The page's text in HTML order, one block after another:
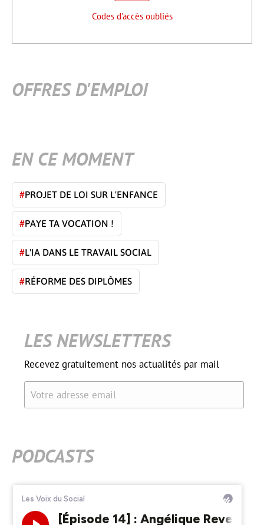
Codes d'accès oubliés
OFFRES D'EMPLOI
EN CE MOMENT
#PROJET DE LOI SUR L'ENFANCE
#PAYE TA VOCATION !
#L'IA DANS LE TRAVAIL SOCIAL
#RÉFORME DES DIPLÔMES
LES NEWSLETTERS
Recevez gratuitement nos actualités par mail
Votre adresse email
PODCASTS